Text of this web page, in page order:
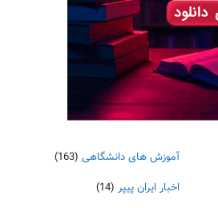
آموزش های دانشگاهی (163)
اخبار ایران پیپر (14)